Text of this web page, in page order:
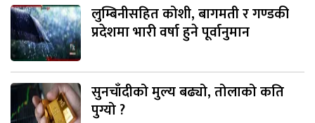
लुम्बिनीसहित कोशी, बागमती र गण्डकी
प्रदेशमा भारी वर्षा हुने पूर्वानुमान
सुनचाँदीको मुल्य बढ्यो, तोलाको कति
पुग्यो ?